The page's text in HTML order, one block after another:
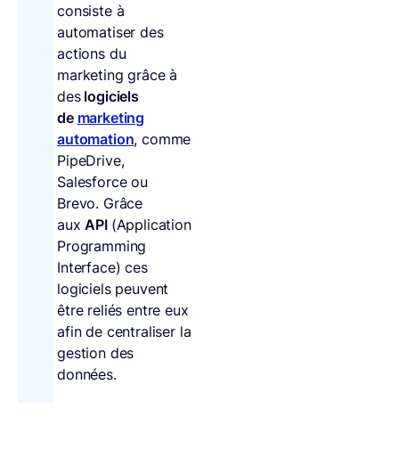
consiste à
automatiser des
actions du
marketing grâce à
deslogiciels
de marketing
automation, comme
PipeDrive,
Salesforce ou
Brevo. Grâce
auxAPI (Application
Programming
Interface) ces
logiciels peuvent
être reliés entre eux
afin de centraliser la
gestion des
données.